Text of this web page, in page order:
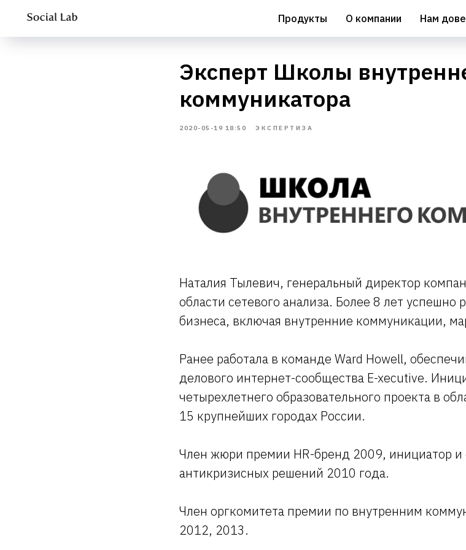
Продукты О компании Нам
Эксперт Школы
коммуникатора
2020-05-19 18:50 ЭКСПЕРТИЗА
Наталия Тылевич, генеральный директор
области сетевого анализа. Более 8 лет успешно
бизнеса, включая внутренние коммуникации,
Ранее работала в команде Ward Howell,
делового интернет-сообщества E-xecutive.
четырехлетнего образовательного проекта в
15 крупнейших городах России.
Член жюри премии HR-бренд 2009, инициатор и
антикризисных решений 2010 года.
Член оргкомитета премии по внутренним
2012, 2013.